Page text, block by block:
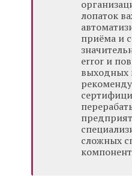
лопаток
приёма и
error и
выходных
сложных